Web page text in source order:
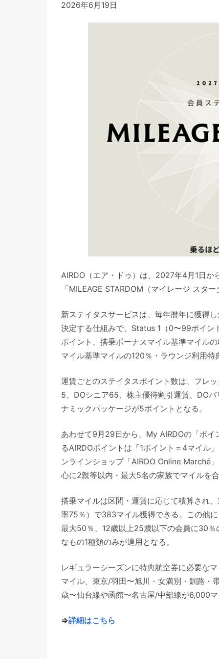
2026年6月19日
AIRDO（エア・ドゥ）は、2027年4月1日
「MILEAGE STARDOM（マイレージ スタ
新ステイタスサービスは、毎年暦年に獲得
決定する仕組みで、Status 1（0〜99ポイ
ポイント、搭乗ボーナスマイル基準マイル
マイル基準マイルの120％・ラウンジ利用
運賃ごとのステイタスポイント数は、フレ
5、DOシニア65、株主優待割引運賃、DO
ナミックパッケージが5ポイントとなる。
あわせて9月29日から、My AIRDOの「ポ
るAIRDOポイントは「1ポイント＝4マイル
ンラインショップ「AIRDO Online Marché
心に2親等以内・最大5名の家族でマイルを
搭乗マイルは区間・運賃に応じて積算され
率75％）で383マイル獲得できる。この他
最大50％、12歳以上25歳以下の会員に30
なもの1種類のみが適用となる。
レギュラーシーズンに特典航空券に必要な
マイル、東京/羽田〜旭川・女満別・釧路
歳〜仙台線や函館〜名古屋/中部線が6,000
⇒詳細はこちら